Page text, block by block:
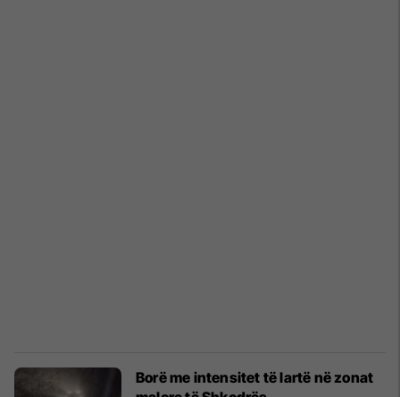
Borë me intensitet të lartë në zonat